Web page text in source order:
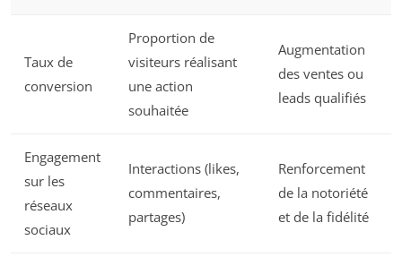
Taux de
conversion
Proportion de
visiteurs réalisant
une action
souhaitée
Augmentation
des ventes ou
leads qualifiés
Engagement
sur les
réseaux
sociaux
Interactions (likes,
commentaires,
partages)
Renforcement
de la notoriété
et de la fidélité